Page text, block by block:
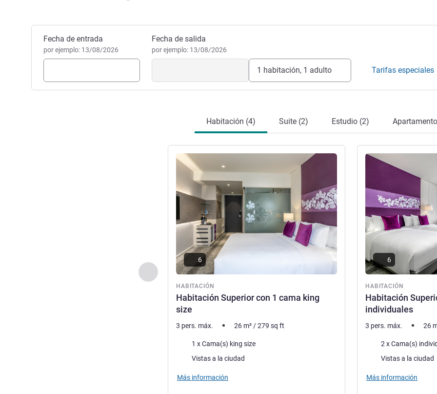
ciudad impresionante. Dese un capricho con este lujoso y fantástico
hotel. Le garantizamos una experiencia inolvidable.
SON SUNG HYUK, Gestión hotelera
Reservar este hotel
Fecha de entrada
por ejemplo: 13/08/2026
Fecha de salida
por ejemplo: 13/08/2026
1 habitación, 1 adulto Tarifas especiales
Habitación (4) Suite (2) Estudio (2)
Anterior - Habitación
HABITACIÓN
Habitación Superior con 1 cama king
size
Más información
6
3 pers. máx. 26 m² /279 sq ft
Ropa de cama
1 x Cama(s) king size
Views :Vistas a la ciudad
Más información
HABITACIÓN
Habitación
individuales
Más información
6
3 pers. máx. 26
Ropa de cama
2 x Cama(s)
Views :Vistas a la ciudad
Más información